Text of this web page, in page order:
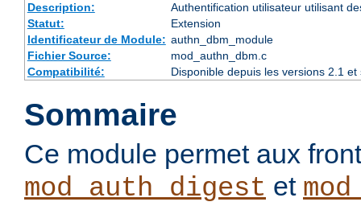
Description:
Authentification utilisateur utilisant
Statut:
Extension
Identificateur de Module: authn_dbm_module
Fichier Source:
mod_authn_dbm.c
Compatibilité:
Disponible depuis les versions 2.1
Sommaire
Ce module permet aux
mod_auth_digest et